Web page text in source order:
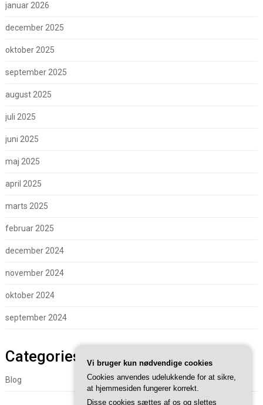
januar 2026
december 2025
oktober 2025
september 2025
august 2025
juli 2025
juni 2025
maj 2025
april 2025
marts 2025
februar 2025
december 2024
november 2024
oktober 2024
september 2024
Categories
Blog
Vi bruger kun nødvendige cookies
Cookies anvendes udelukkende for at sikre,
at hjemmesiden fungerer korrekt.
Disse cookies sættes af os og slettes